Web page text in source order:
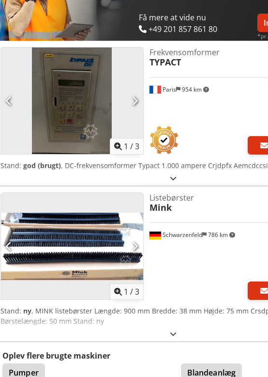
Få mere at vide nu
+49 201 857 861 80
1 /3
Paris 954 km
Frekvensomformer
TYPACT
Stand: god (brugt), DC-frekvensomformer Typact 1.000 ampere Crjdpfx
1 /3
Schwarzenfeld 786 km
Listebørster
Mink
Stand: ny, MINK listebørster Længde: 900 mm Bredde: 38 mm Højde: 75 mm
Børstelængde: 50 mm Stand: ny
Oplev flere brugte maskiner
Pumper
Blandeanlæg